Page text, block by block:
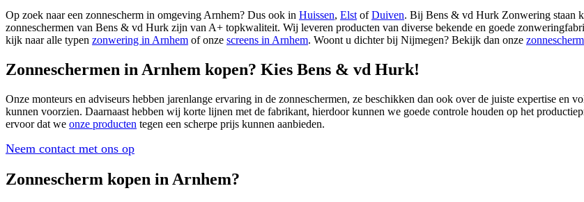
Op zoek naar een zonnescherm in omgeving Arnhem? Dus ook in Huissen, ElstofDuiven. Bij Bens & vd Hurk Zonwering staan
zonneschermen van Bens & vd Hurk zijn van A+ topkwaliteit. Wij leveren producten van diverse bekende en goede
kijk naar alle typen zonwering in Arnhem of onze screens in Arnhem. Woont u dichter bij Nijmegen? Bekijk dan onze
Zonneschermen in Arnhem kopen? Kies Bens & vd Hurk!
Onze monteurs en adviseurs hebben jarenlange ervaring in de zonneschermen, ze beschikken dan ook over de juiste expertise en
kunnen voorzien. Daarnaast hebben wij korte lijnen met de fabrikant, hierdoor kunnen we goede controle houden op het
ervoor dat we onze producten tegen een scherpe prijs kunnen aanbieden.
Neem contact met ons op
Zonnescherm kopen in Arnhem?